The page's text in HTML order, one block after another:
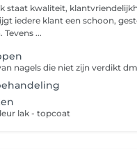
staat kwaliteit,
iedere klant een schoon,
...
lak - topcoat